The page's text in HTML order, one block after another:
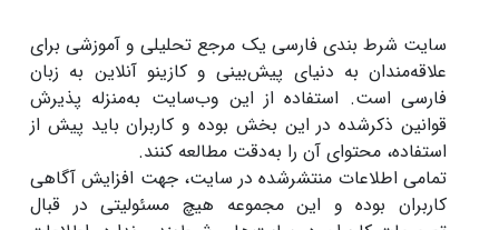
سایت شرط بندی فارسی یک مرجع تحلیلی و آموزشی برای
علاقه‌مندان به دنیای پیش‌بینی و کازینو آنلاین به زبان
فارسی است. استفاده از این وب‌سایت به‌منزله پذیرش
قوانین ذکرشده در این بخش بوده و کاربران باید پیش از
استفاده، محتوای آن را به‌دقت مطالعه کنند.
تمامی اطلاعات منتشرشده در سایت، جهت افزایش آگاهی
کاربران بوده و این مجموعه هیچ مسئولیتی در قبال